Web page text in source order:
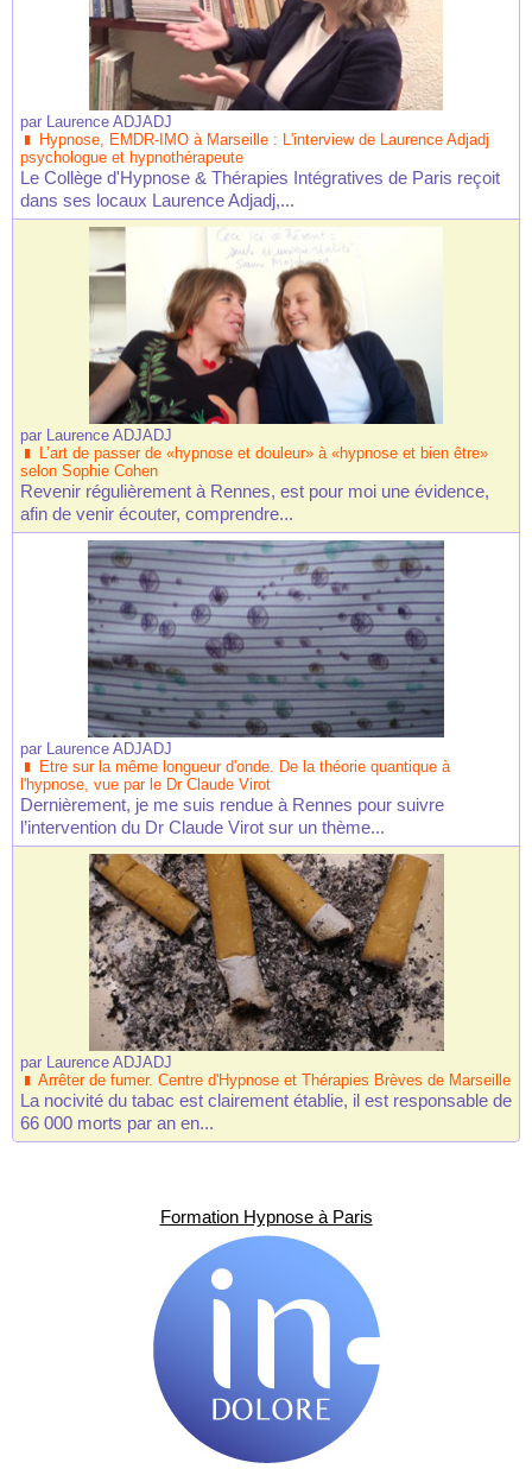
par Laurence ADJADJ
Hypnose, EMDR-IMO à Marseille : L'interview de Laurence Adjadj
psychologue et hypnothérapeute
Le Collège d'Hypnose & Thérapies Intégratives de Paris reçoit
dans ses locaux Laurence Adjadj,...
par Laurence ADJADJ
L’art de passer de «hypnose et douleur» à «hypnose et bien être»
selon Sophie Cohen
Revenir régulièrement à Rennes, est pour moi une évidence,
afin de venir écouter, comprendre...
par Laurence ADJADJ
Etre sur la même longueur d'onde. De la théorie quantique à
l'hypnose, vue par le Dr Claude Virot
Dernièrement, je me suis rendue à Rennes pour suivre
l’intervention du Dr Claude Virot sur un thème...
par Laurence ADJADJ
Arrêter de fumer. Centre d'Hypnose et Thérapies Brèves de Marseille
La nocivité du tabac est clairement établie, il est responsable de
66 000 morts par an en...
Formation Hypnose à Paris